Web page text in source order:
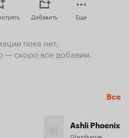
Добавить Еще
пока нет,
— скоро все добавим.
Все
Ashli Phoenix
Stephanie